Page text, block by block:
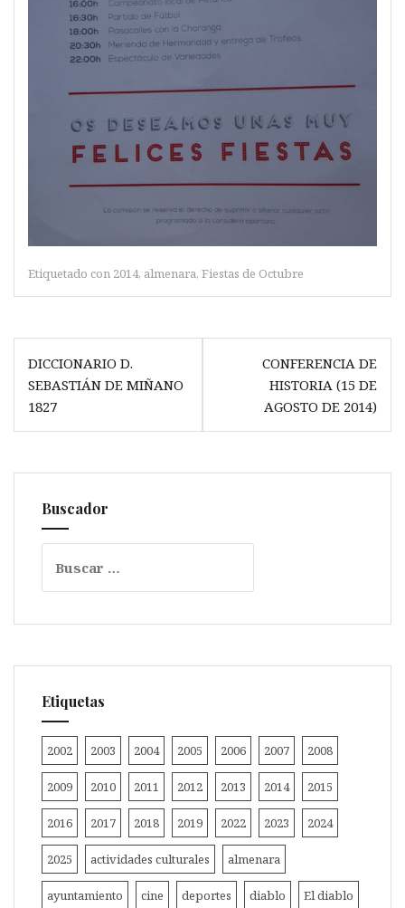
Etiquetado con 2014, almenara, Fiestas de Octubre
Navegación
de
entradas
DICCIONARIO D.
SEBASTIÁN DE MIÑANO
1827
CONFERENCIA DE
HISTORIA (15 DE
AGOSTO DE 2014)
Buscador
Etiquetas
2002 2003 2004 2005 2006 2007 2008
2009 2010 2011 2012 2013 2014 2015
2016 2017 2018 2019 2022 2023 2024
2025 actividades culturales almenara
ayuntamiento cine deportes diablo El diablo